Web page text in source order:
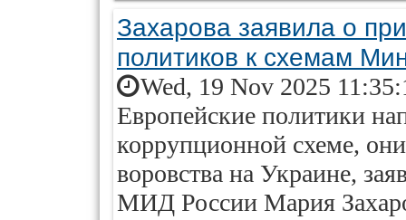
Захарова заявила о
политиков к схемам
Wed, 19 Nov 2025
Европейские политики
коррупционной схеме,
воровства на Украине,
МИД России Мария